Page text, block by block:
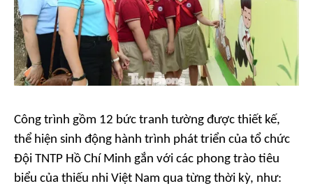
Công trình gồm 12 bức tranh tường được thiết kế,
thể hiện sinh động hành trình phát triển của tổ chức
Đội TNTP Hồ Chí Minh gắn với các phong trào tiêu
biểu của thiếu nhi Việt Nam qua từng thời kỳ, như: